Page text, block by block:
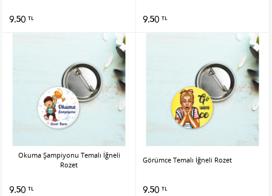
9.50 TL 9.50 TL
Okuma Şampiyonu Temalı İğneli
Rozet
9.50 TL
Görümce Temalı İğneli Rozet
9.50 TL